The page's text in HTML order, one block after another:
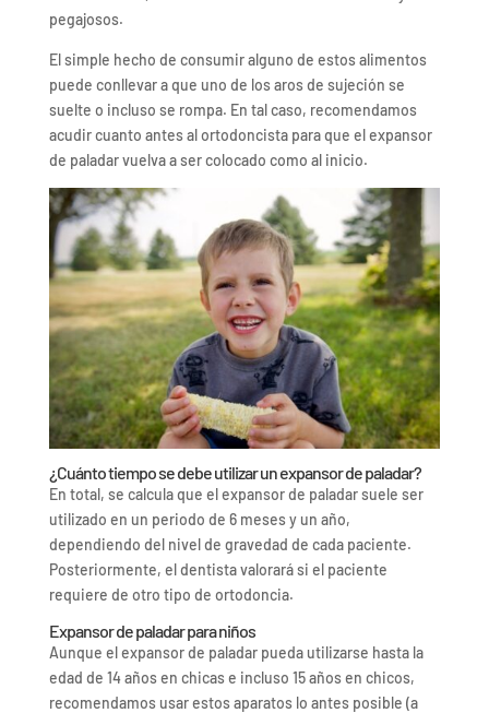
pegajosos.
El simple hecho de consumir alguno de estos alimentos
puede conllevar a que uno de los aros de sujeción se
suelte o incluso se rompa. En tal caso, recomendamos
acudir cuanto antes al ortodoncista para que el expansor
de paladar vuelva a ser colocado como al inicio.
¿Cuánto tiempo se debe utilizar un expansor de paladar?
En total, se calcula que el expansor de paladar suele ser
utilizado en un periodo de 6 meses y un año,
dependiendo del nivel de gravedad de cada paciente.
Posteriormente, el dentista valorará si el paciente
requiere de otro tipo de ortodoncia.
Expansor de paladar para niños
Aunque el expansor de paladar pueda utilizarse hasta la
edad de 14 años en chicas e incluso 15 años en chicos,
recomendamos usar estos aparatos lo antes posible (a